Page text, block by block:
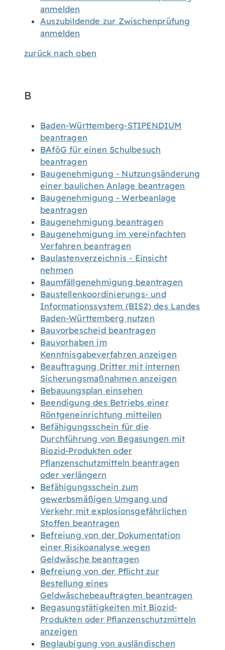
anmelden
Auszubildende zur Zwischenprüfung
anmelden
zurück nach oben
B
Baden-Württemberg-STIPENDIUM
beantragen
BAföG für einen Schulbesuch
beantragen
Baugenehmigung - Nutzungsänderung
einer baulichen Anlage beantragen
Baugenehmigung - Werbeanlage
beantragen
Baugenehmigung beantragen
Baugenehmigung im vereinfachten
Verfahren beantragen
Baulastenverzeichnis - Einsicht
nehmen
Baumfällgenehmigung beantragen
Baustellenkoordinierungs- und
Informationssystem (BIS2) des Landes
Baden-Württemberg nutzen
Bauvorbescheid beantragen
Bauvorhaben im
Kenntnisgabeverfahren anzeigen
Beauftragung Dritter mit internen
Sicherungsmaßnahmen anzeigen
Bebauungsplan einsehen
Beendigung des Betriebs einer
Röntgeneinrichtung mitteilen
Befähigungsschein für die
Durchführung von Begasungen mit
Biozid-Produkten oder
Pflanzenschutzmitteln beantragen
oder verlängern
Befähigungsschein zum
gewerbsmäßigen Umgang und
Verkehr mit explosionsgefährlichen
Stoffen beantragen
Befreiung von der Dokumentation
einer Risikoanalyse wegen
Geldwäsche beantragen
Befreiung von der Pflicht zur
Bestellung eines
Geldwäschebeauftragten beantragen
Begasungstätigkeiten mit Biozid-
Produkten oder Pflanzenschutzmitteln
anzeigen
Beglaubigung von ausländischen